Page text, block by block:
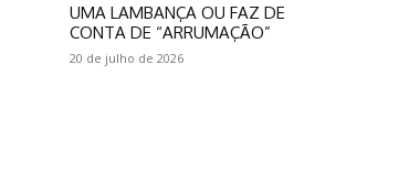
UMA LAMBANÇA OU FAZ DE
CONTA DE “ARRUMAÇÃO”
20 de julho de 2026